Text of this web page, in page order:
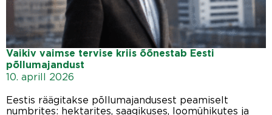
Vaikiv vaimse tervise kriis õõnestab Eesti
põllumajandust
10. aprill 2026
Eestis räägitakse põllumajandusest peamiselt
numbrites: hektarites, saagikuses, loomühikutes ja